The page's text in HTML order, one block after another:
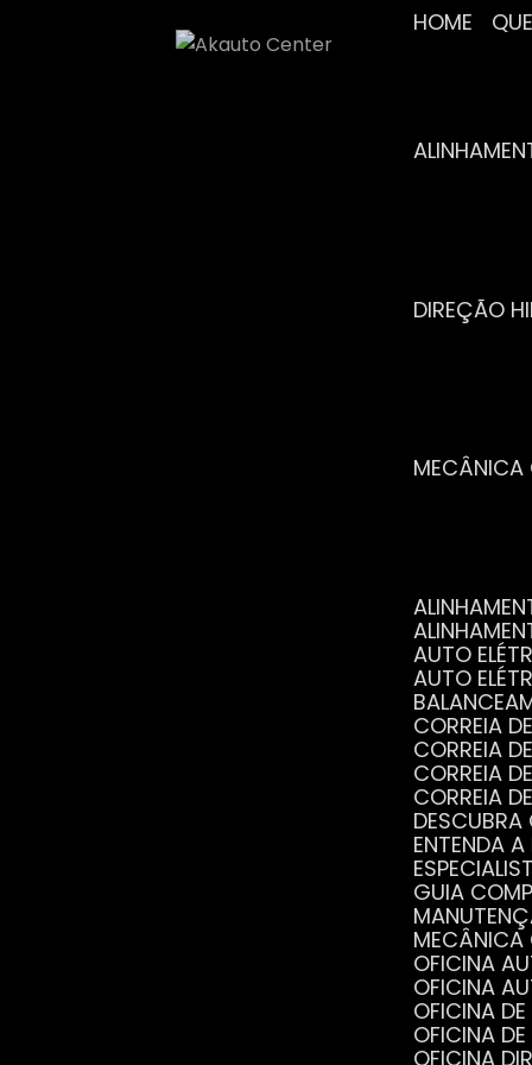
HOME
DIREÇÃO
AUTO
AUTO
CORREIA
CORREIA
CORREIA
CORREIA
ENTENDA
GUIA
OFICINA
OFICINA
OFICINA
OFICINA
OFICINA